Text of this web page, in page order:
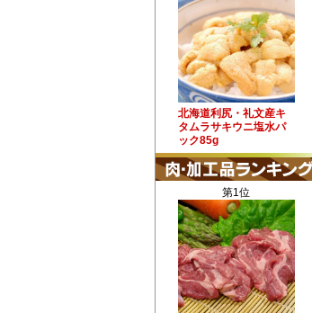
北海道利尻・礼文産キ
タムラサキウニ塩水パ
ック85g
第1位